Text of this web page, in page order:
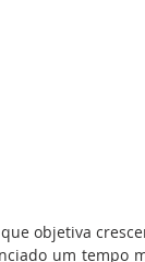
objetiva
um tempo